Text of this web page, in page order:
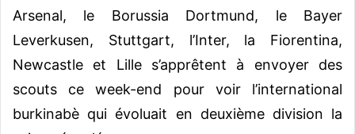
Arsenal, le Borussia Dortmund, le Bayer
Leverkusen, Stuttgart, l’Inter, la Fiorentina,
Newcastle et Lille s’apprêtent à envoyer des
scouts ce week-end pour voir l’international
burkinabè qui évoluait en deuxième division la